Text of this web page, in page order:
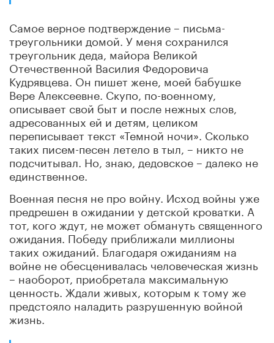
Самое верное подтверждение – письма-
треугольники домой. У меня сохранился
треугольник деда, майора Великой
Отечественной Василия Федоровича
Кудрявцева. Он пишет жене, моей бабушке
Вере Алексеевне. Скупо, по-военному,
описывает свой быт и после нежных слов,
адресованных ей и детям, целиком
переписывает текст «Темной ночи». Сколько
таких писем-песен летело в тыл, – никто не
подсчитывал. Но, знаю, дедовское – далеко не
единственное.
Военная песня не про войну. Исход войны уже
предрешен в ожидании у детской кроватки. А
тот, кого ждут, не может обмануть священного
ожидания. Победу приближали миллионы
таких ожиданий. Благодаря ожиданиям на
войне не обесценивалась человеческая жизнь
– наоборот, приобретала максимальную
ценность. Ждали живых, которым к тому же
предстояло наладить разрушенную войной
жизнь.